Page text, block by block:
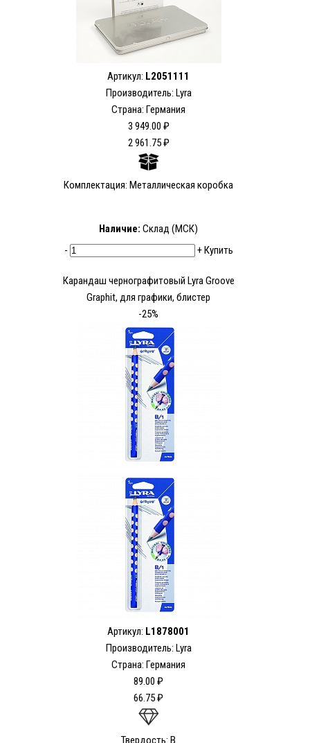
Артикул: L2051111
Производитель: Lyra
Страна: Германия
3 949.00 ₽
2 961.75 ₽
Комплектация: Металлическая коробка
Наличие: Склад (МСК)
-
+Купить
Карандаш чернографитовый Lyra Groove
Graphit, для графики, блистер
-25%
Артикул: L1878001
Производитель: Lyra
Страна: Германия
89.00 ₽
66.75 ₽
Твердость: B